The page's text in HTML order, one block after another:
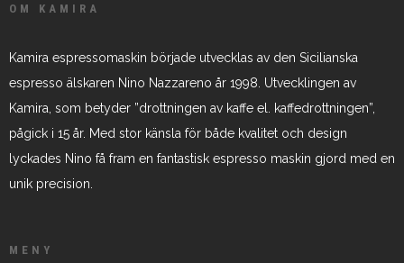
OM KAMIRA
Kamira espressomaskin började utvecklas av den Sicilianska
espresso älskaren Nino Nazzareno år 1998. Utvecklingen av
Kamira, som betyder ”drottningen av kaffe el. kaffedrottningen”,
pågick i 15 år. Med stor känsla för både kvalitet och design
lyckades Nino få fram en fantastisk espresso maskin gjord med en
unik precision.
MENY